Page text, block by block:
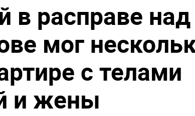
в расправе над
мог
с телами
и жены